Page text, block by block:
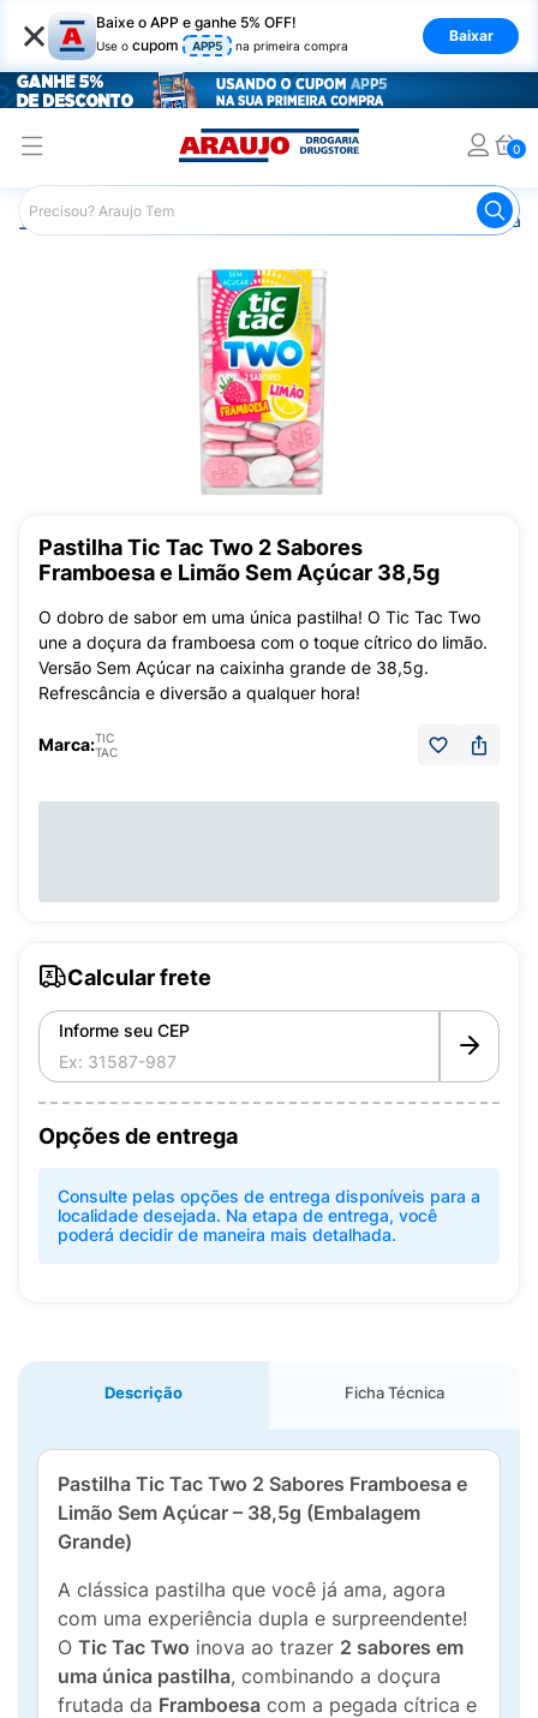
× Baixe o APP e ganhe 5% OFF!
Use o cupom APP5 na primeira compra
Baixar
0
Araujo Mercado
Pastilha Tic Tac Two 2 Sabores
Framboesa e Limão Sem Açúcar 38,5g
O dobro de sabor em uma única pastilha! O Tic Tac Two
une a doçura da framboesa com o toque cítrico do limão.
Versão Sem Açúcar na caixinha grande de 38,5g.
Refrescância e diversão a qualquer hora!
Marca:TIC
TAC
Calcular frete
Informe seu CEP
Opções de entrega
Consulte pelas opções de entrega disponíveis para a
localidade desejada. Na etapa de entrega, você
poderá decidir de maneira mais detalhada.
Descrição Ficha Técnica
Pastilha Tic Tac Two 2 Sabores Framboesa e
Limão Sem Açúcar – 38,5g (Embalagem
Grande)
A clássica pastilha que você já ama, agora
com uma experiência dupla e surpreendente!
O Tic Tac Two inova ao trazer 2 sabores em
uma única pastilha, combinando a doçura
frutada da Framboesa com a pegada cítrica e